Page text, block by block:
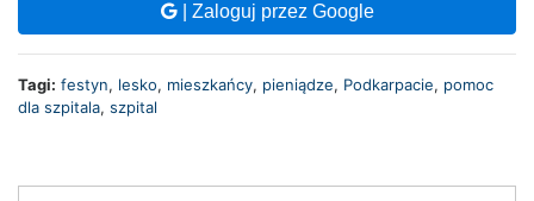
| Zaloguj przez Google
Tagi: festyn, lesko, mieszkańcy, pieniądze, Podkarpacie, pomoc
dla szpitala, szpital